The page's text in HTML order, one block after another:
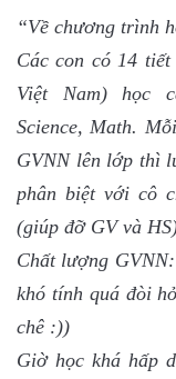
“Về chương trình
Các con có 14
Việt Nam) học
Science, Math.
GVNN lên lớp thì
phân biệt với cô
(giúp đỡ GV và
Chất lượng
khó tính quá đòi
chê :))
Giờ học khá hấp